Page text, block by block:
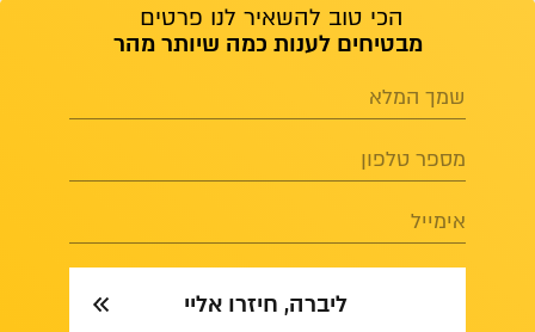
הכי טוב להשאיר לנו פרטים
מבטיחים לענות כמה שיותר מהר
שמך המלא
מספר טלפון
אימייל
ליברה, חיזרו אליי